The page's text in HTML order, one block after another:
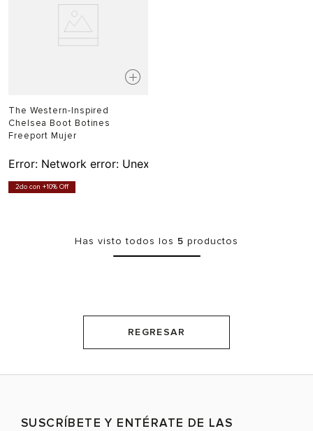
The Western-Inspired
Chelsea Boot Botines
Freeport Mujer
Error: Network error: Unexpected token T in JSON at
2do con +10% Off
Has visto todos los 5 productos
REGRESAR
SUSCRÍBETE Y ENTÉRATE DE LAS